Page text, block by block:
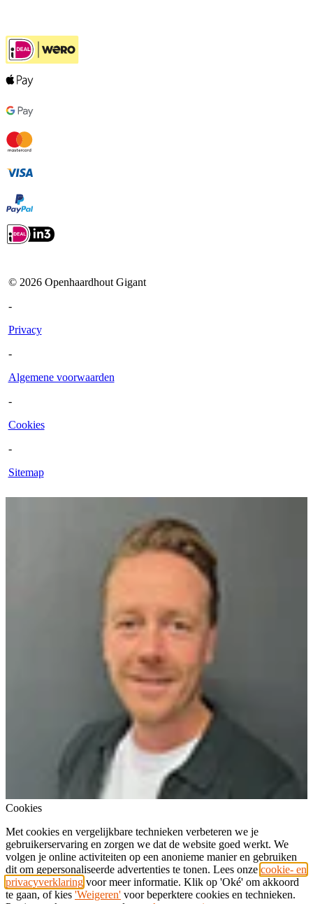
© 2026Openhaardhout Gigant
-
Privacy
-
Algemene voorwaarden
-
Cookies
-
Sitemap
Cookies
Met cookies en vergelijkbare technieken verbeteren we je
gebruikerservaring en zorgen we dat de website goed werkt. We
volgen je online activiteiten op een anonieme manier en gebruiken
dit om gepersonaliseerde advertenties te tonen. Lees onze cookie- en
privacyverklaring voor meer informatie. Klik op 'Oké' om akkoord
te gaan, of kies 'Weigeren' voor beperktere cookies en technieken.